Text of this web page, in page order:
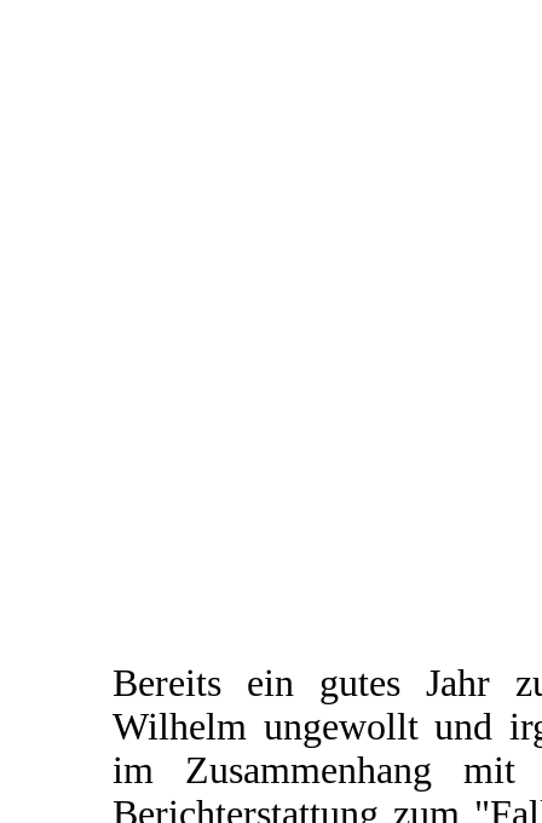
Bereits ein gutes Jahr
Wilhelm ungewollt und
im Zusammenhang mit
Berichterstattung zum